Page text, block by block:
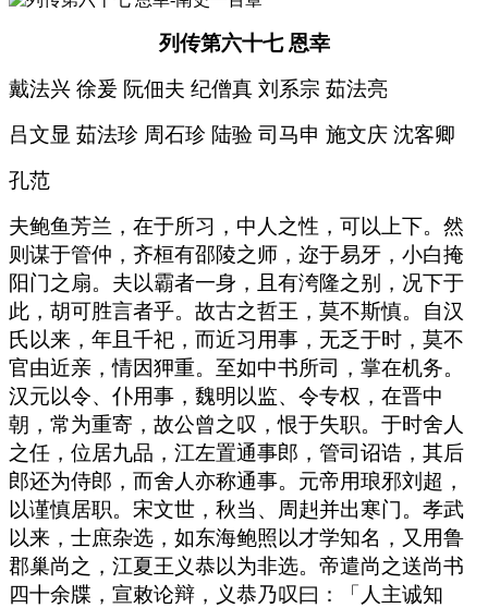
列传第六十七 恩幸
戴法兴 徐爰 阮佃夫 纪僧真 刘系宗 茹法亮
吕文显 茹法珍 周石珍 陆验 司马申 施文庆 沈客卿
孔范
夫鲍鱼芳兰，在于所习，中人之性，可以上下。然
则谋于管仲，齐桓有邵陵之师，迩于易牙，小白掩
阳门之扇。夫以霸者一身，且有洿隆之别，况下于
此，胡可胜言者乎。故古之哲王，莫不斯慎。自汉
氏以来，年且千祀，而近习用事，无乏于时，莫不
官由近亲，情因狎重。至如中书所司，掌在机务。
汉元以令、仆用事，魏明以监、令专权，在晋中
朝，常为重寄，故公曾之叹，恨于失职。于时舍人
之任，位居九品，江左置通事郎，管司诏诰，其后
郎还为侍郎，而舍人亦称通事。元帝用琅邪刘超，
以谨慎居职。宋文世，秋当、周赳并出寒门。孝武
以来，士庶杂选，如东海鲍照以才学知名，又用鲁
郡巢尚之，江夏王义恭以为非选。帝遣尚之送尚书
四十余牒，宣敕论辩，义恭乃叹曰：「人主诚知